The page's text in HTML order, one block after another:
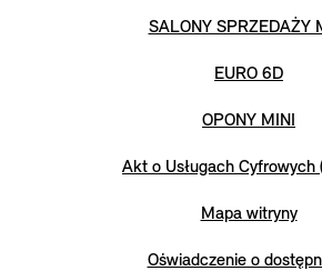
SALONY SPRZEDAŻY
EURO 6D
OPONY MINI
Akt o Usługach Cyfrowych
Mapa witryny
Oświadczenie o